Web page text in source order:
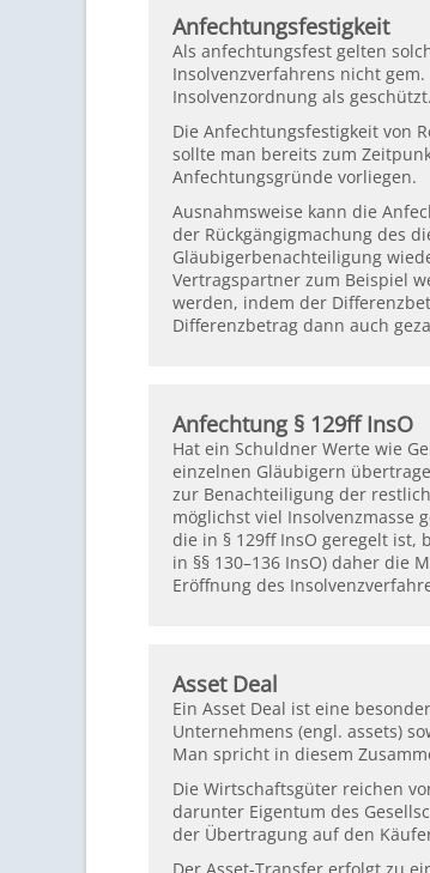
Anfechtungsfestigkeit
Als anfechtungsfest gelten
Insolvenzverfahrens nicht
Insolvenzordnung als
Die Anfechtungsfestigkeit von
sollte man bereits zum
Anfechtungsgründe vorliegen.
Ausnahmsweise kann die
der Rückgängigmachung des
Gläubigerbenachteiligung
Vertragspartner zum Beispiel
werden, indem der
Differenzbetrag dann auch
Anfechtung § 129ff InsO
Hat ein Schuldner Werte wie
einzelnen Gläubigern
zur Benachteiligung der
möglichst viel Insolvenzmasse
die in § 129ff InsO geregelt ist,
in §§ 130–136 InsO) daher die
Eröffnung des
Asset Deal
Ein Asset Deal ist eine
Unternehmens (engl. assets)
Man spricht in diesem
Die Wirtschaftsgüter reichen
darunter Eigentum des
der Übertragung auf den